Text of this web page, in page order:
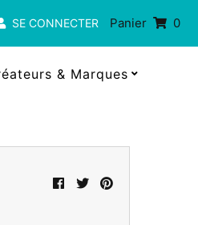
SE CONNECTER Panier 0
& Marques